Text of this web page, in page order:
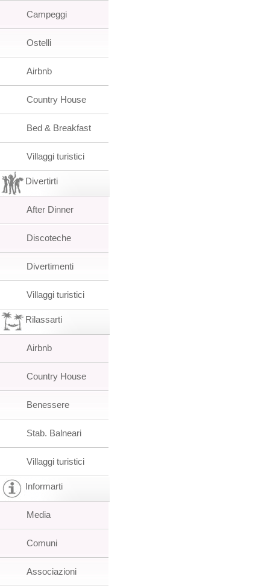
Campeggi
Ostelli
Airbnb
Country House
Bed & Breakfast
Villaggi turistici
Divertirti
After Dinner
Discoteche
Divertimenti
Villaggi turistici
Rilassarti
Airbnb
Country House
Benessere
Stab. Balneari
Villaggi turistici
Informarti
Media
Comuni
Associazioni